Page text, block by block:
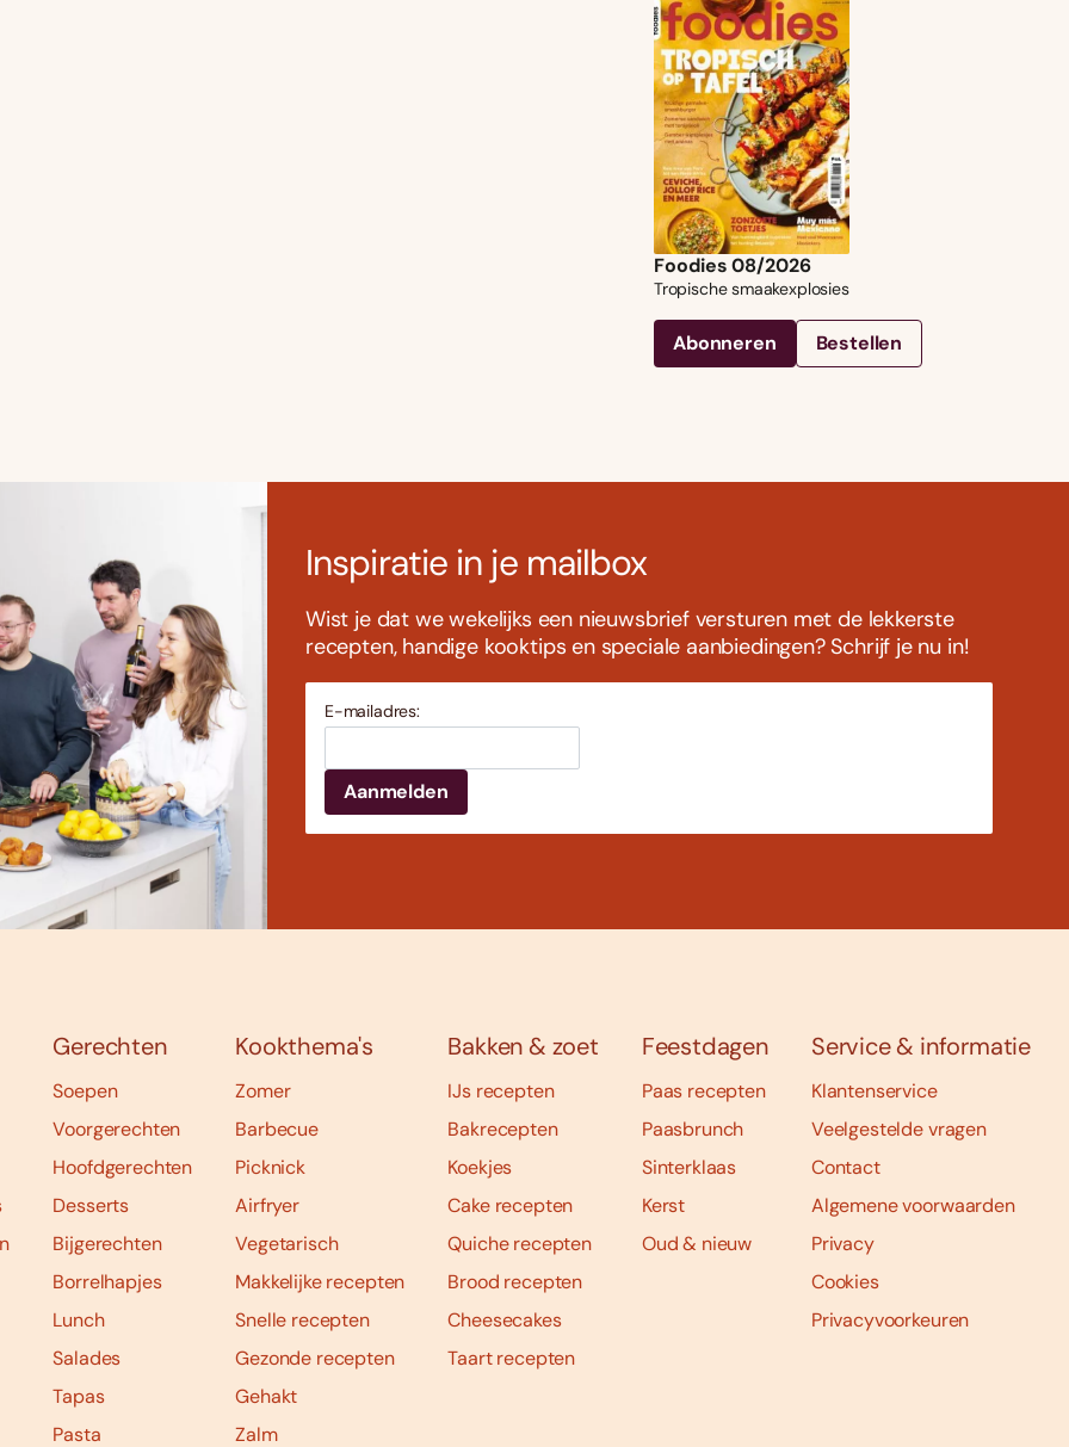
Foodies 08/2026
Tropische smaakexplosies
Abonneren Bestellen
Inspiratie in je mailbox
Wist je dat we wekelijks een nieuwsbrief versturen met de lekkerste
recepten, handige kooktips en speciale aanbiedingen? Schrijf je nu in!
E-mailadres:
Gerechten
Soepen
Voorgerechten
Hoofdgerechten
Desserts
Bijgerechten
Borrelhapjes
Lunch
Salades
Tapas
Pasta
Kookthema's
Zomer
Barbecue
Picknick
Airfryer
Vegetarisch
Makkelijke recepten
Snelle recepten
Gezonde recepten
Gehakt
Zalm
Bakken & zoet
IJs recepten
Bakrecepten
Koekjes
Cake recepten
Quiche recepten
Brood recepten
Cheesecakes
Taart recepten
Feestdagen
Paas recepten
Paasbrunch
Sinterklaas
Kerst
Oud & nieuw
Service & informatie
Klantenservice
Veelgestelde vragen
Contact
Algemene voorwaarden
Privacy
Cookies
Privacyvoorkeuren